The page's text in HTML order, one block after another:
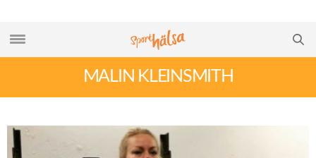
MALIN KLEINSMITH